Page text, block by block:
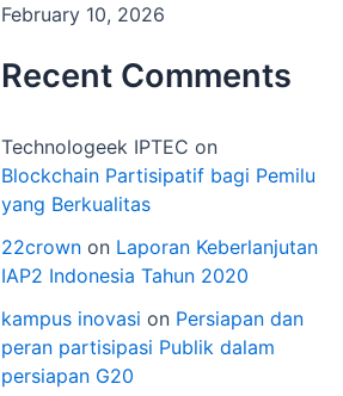
February 10, 2026
Recent Comments
Technologeek IPTEC on
Blockchain Partisipatif bagi Pemilu
yang Berkualitas
22crown on Laporan Keberlanjutan
IAP2 Indonesia Tahun 2020
kampus inovasi on Persiapan dan
peran partisipasi Publik dalam
persiapan G20